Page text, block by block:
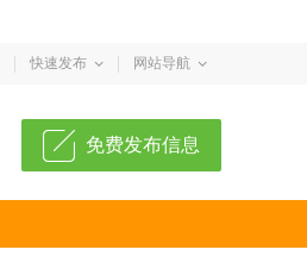
快速发布 网站导航
免费发布信息